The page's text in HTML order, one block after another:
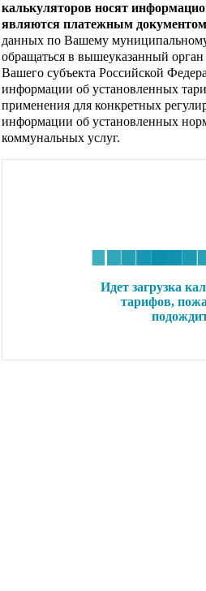
калькуляторов носят
являются платежным
данных по Вашему
обращаться в вышеуказанный
Вашего субъекта Российской
информации об установленных
применения для конкретных
информации об установленных
коммунальных услуг.